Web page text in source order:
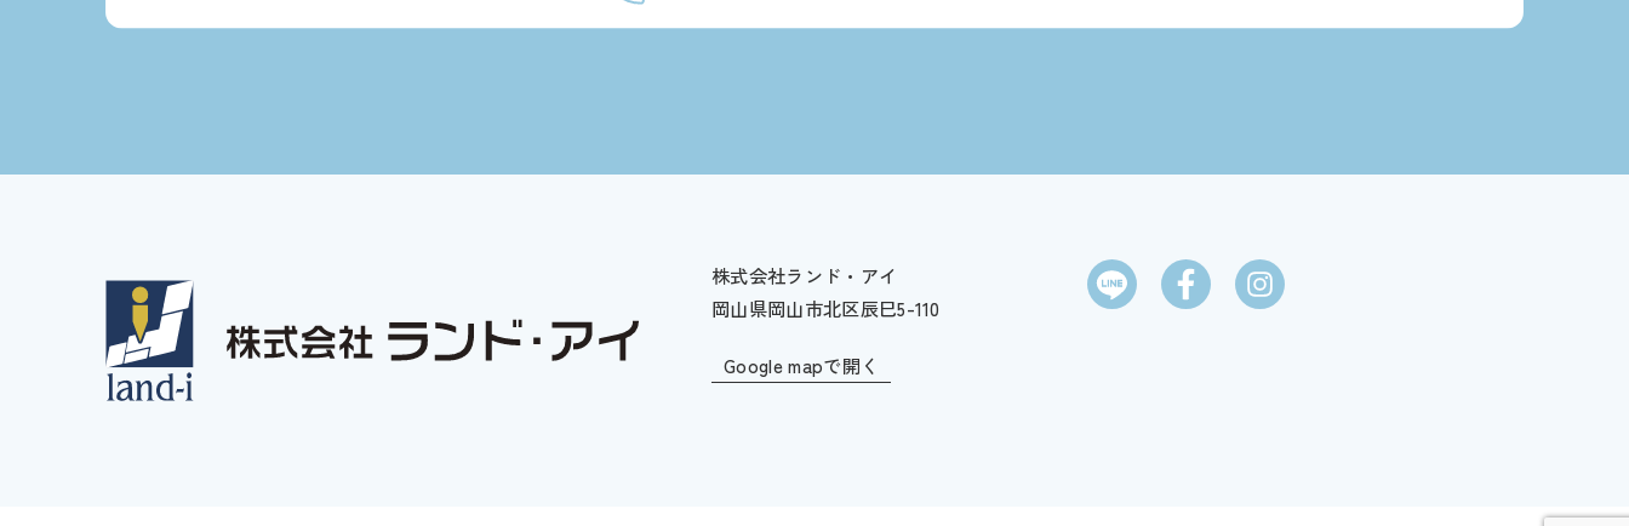
株式会社ランド・アイ
岡山県岡山市北区辰巳5-110
Google mapで開く